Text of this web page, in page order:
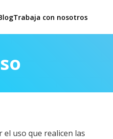
Trabaja con nosotros
uso que realicen las